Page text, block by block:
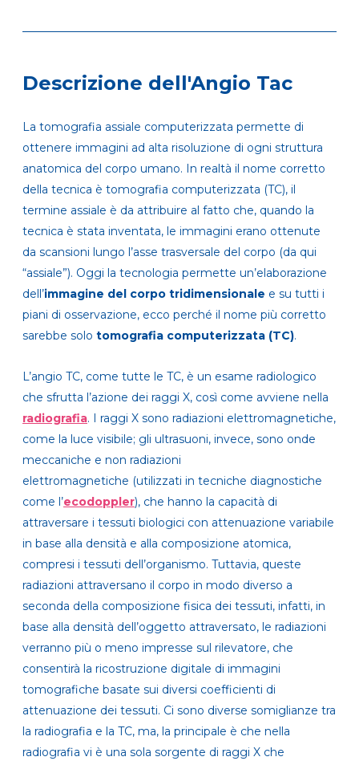
Descrizione dell'Angio Tac
La tomografia assiale computerizzata permette di
ottenere immagini ad alta risoluzione di ogni struttura
anatomica del corpo umano. In realtà il nome corretto
della tecnica è tomografia computerizzata (TC), il
termine assiale è da attribuire al fatto che, quando la
tecnica è stata inventata, le immagini erano ottenute
da scansioni lungo l’asse trasversale del corpo (da qui
“assiale”). Oggi la tecnologia permette un’elaborazione
dell’immagine del corpo tridimensionale e su tutti i
piani di osservazione, ecco perché il nome più corretto
sarebbe solo tomografia computerizzata (TC).
L’angio TC, come tutte le TC, è un esame radiologico
che sfrutta l’azione dei raggi X, così come avviene nella
radiografia.
I raggi X sono radiazioni elettromagnetiche,
come la luce visibile; gli ultrasuoni, invece, sono onde
meccaniche e non radiazioni
elettromagnetiche (utilizzati in tecniche diagnostiche
come l’ecodoppler), che hanno la capacità di
attraversare i tessuti biologici con attenuazione variabile
in base alla densità e alla composizione atomica,
compresi i tessuti dell’organismo. Tuttavia, queste
radiazioni attraversano il corpo in modo diverso a
seconda della composizione fisica dei tessuti, infatti, in
base alla densità dell’oggetto attraversato, le radiazioni
verranno più o meno impresse sul rilevatore, che
consentirà la ricostruzione digitale di immagini
tomografiche basate sui diversi coefficienti di
attenuazione dei tessuti. Ci sono diverse somiglianze tra
la radiografia e la TC, ma, la principale è che nella
radiografia vi è una sola sorgente di raggi X che